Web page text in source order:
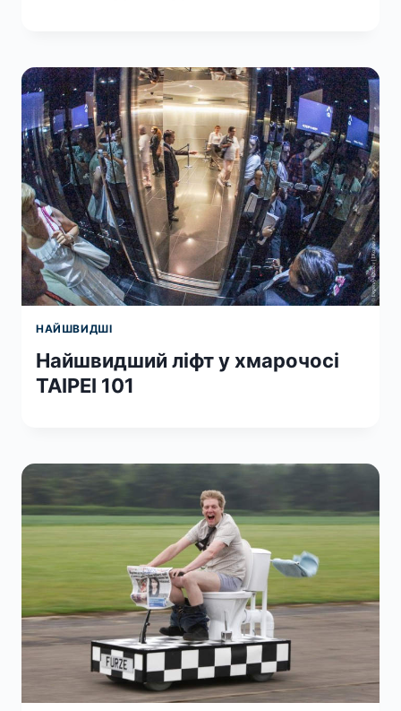
НАЙШВИДШІ
Найшвидший ліфт у хмарочосі
TAIPEI 101